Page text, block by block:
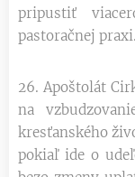
pripustiť
pastoračnej praxi.
26. Apoštolát
na
kresťanského
pokiaľ ide o